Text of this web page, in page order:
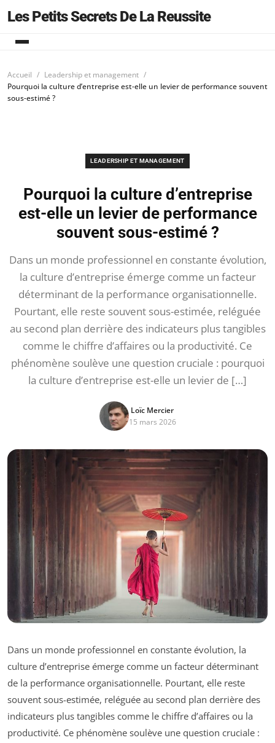
Les Petits Secrets De La Reussite
Accueil
Leadership et management
Pourquoi la culture d’entreprise est-elle un levier de performance souvent
sous-estimé ?
LEADERSHIP ET MANAGEMENT
Pourquoi la culture d’entreprise
est-elle un levier de performance
souvent sous-estimé ?
Dans un monde professionnel en constante évolution,
la culture d’entreprise émerge comme un facteur
déterminant de la performance organisationnelle.
Pourtant, elle reste souvent sous-estimée, reléguée
au second plan derrière des indicateurs plus tangibles
comme le chiffre d’affaires ou la productivité. Ce
phénomène soulève une question cruciale : pourquoi
la culture d’entreprise est-elle un levier de […]
Loïc Mercier
15 mars 2026
Dans un monde professionnel en constante évolution, la
culture d’entreprise émerge comme un facteur déterminant
de la performance organisationnelle. Pourtant, elle reste
souvent sous-estimée, reléguée au second plan derrière des
indicateurs plus tangibles comme le chiffre d’affaires ou la
productivité. Ce phénomène soulève une question cruciale :